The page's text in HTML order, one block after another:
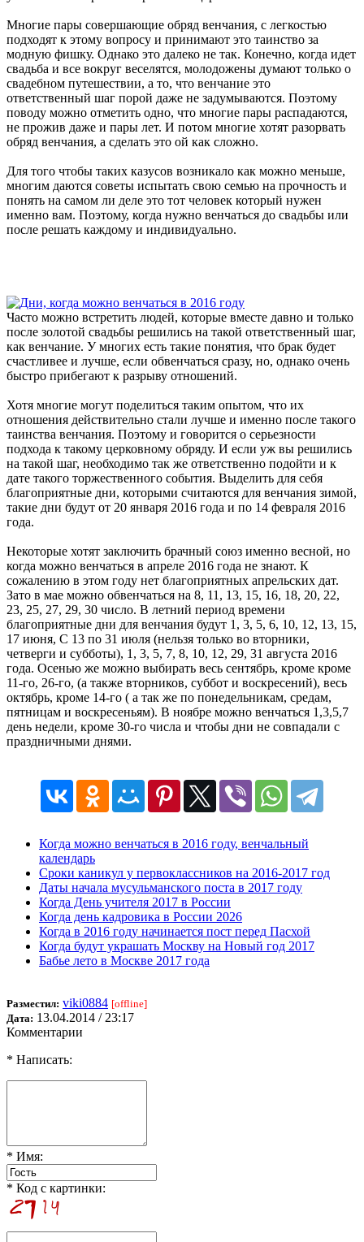
Многие пары совершающие обряд венчания, с легкостью
подходят к этому вопросу и принимают это таинство за
модную фишку. Однако это далеко не так. Конечно, когда идет
свадьба и все вокруг веселятся, молодожены думают только о
свадебном путешествии, а то, что венчание это
ответственный шаг порой даже не задумываются. Поэтому
поводу можно отметить одно, что многие пары распадаются,
не прожив даже и пары лет. И потом многие хотят разорвать
обряд венчания, а сделать это ой как сложно.
Для того чтобы таких казусов возникало как можно меньше,
многим даются советы испытать свою семью на прочность и
понять на самом ли деле это тот человек который нужен
именно вам. Поэтому, когда нужно венчаться до свадьбы или
после решать каждому и индивидуально.
Часто можно встретить людей, которые вместе давно и только
после золотой свадьбы решились на такой ответственный шаг,
как венчание. У многих есть такие понятия, что брак будет
счастливее и лучше, если обвенчаться сразу, но, однако очень
быстро прибегают к разрыву отношений.
Хотя многие могут поделиться таким опытом, что их
отношения действительно стали лучше и именно после такого
таинства венчания. Поэтому и говорится о серьезности
подхода к такому церковному обряду. И если уж вы решились
на такой шаг, необходимо так же ответственно подойти и к
дате такого торжественного события. Выделить для себя
благоприятные дни, которыми считаются для венчания зимой,
такие дни будут от 20 января 2016 года и по 14 февраля 2016
года.
Некоторые хотят заключить брачный союз именно весной, но
когда можно венчаться в апреле 2016 года не знают. К
сожалению в этом году нет благоприятных апрельских дат.
Зато в мае можно обвенчаться на 8, 11, 13, 15, 16, 18, 20, 22,
23, 25, 27, 29, 30 число. В летний период времени
благоприятные дни для венчания будут 1, 3, 5, 6, 10, 12, 13, 15,
17 июня, С 13 по 31 июля (нельзя только во вторники,
четверги и субботы), 1, 3, 5, 7, 8, 10, 12, 29, 31 августа 2016
года. Осенью же можно выбирать весь сентябрь, кроме кроме
11-го, 26-го, (а также вторников, суббот и воскресений), весь
октябрь, кроме 14-го ( а так же по понедельникам, средам,
пятницам и воскресеньям). В ноябре можно венчаться 1,3,5,7
день недели, кроме 30-го числа и чтобы дни не совпадали с
праздничными днями.
Когда можно венчаться в 2016 году, венчальный
календарь
Сроки каникул у первоклассников на 2016-2017 год
Даты начала мусульманского поста в 2017 году
Когда День учителя 2017 в России
Когда день кадровика в России 2026
Когда в 2016 году начинается пост перед Пасхой
Когда будут украшать Москву на Новый год 2017
Бабье лето в Москве 2017 года
Разместил: viki0884 [offline]
Дата: 13.04.2014 / 23:17
Комментарии
* Написать:
* Имя:
* Код с картинки: